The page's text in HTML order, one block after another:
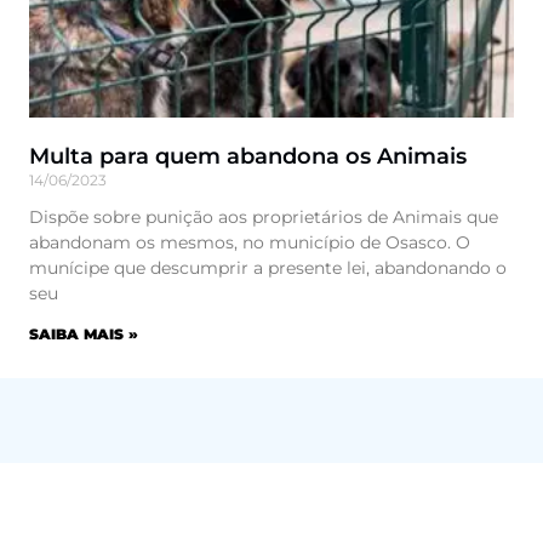
Multa para quem abandona os Animais
14/06/2023
Dispõe sobre punição aos proprietários de Animais que
abandonam os mesmos, no município de Osasco. O
munícipe que descumprir a presente lei, abandonando o
seu
SAIBA MAIS »